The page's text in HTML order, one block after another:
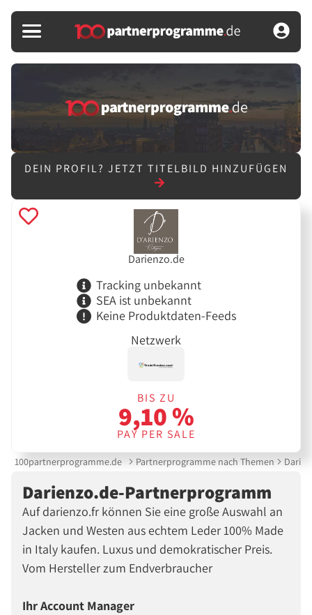
DEIN PROFIL? JETZT TITELBILD HINZUFÜGEN
Darienzo.de
Tracking unbekannt
SEA ist unbekannt
Keine Produktdaten-Feeds
Netzwerk
BIS ZU
9,10 %
PAY PER SALE
100partnerprogramme.de Partnerprogramme nach Themen
Darienzo.de-Partnerprogramm
Auf darienzo.fr können Sie eine große Auswahl an
Jacken und Westen aus echtem Leder 100% Made
in Italy kaufen. Luxus und demokratischer Preis.
Vom Hersteller zum Endverbraucher
Ihr Account Manager